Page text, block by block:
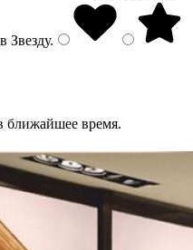
Звезду.
ближайшее время.